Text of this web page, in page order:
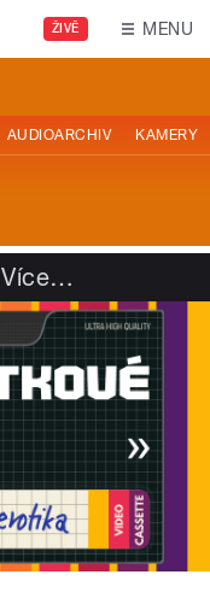
ŽIVĚ MENU
AUDIOARCHIV KAMERY
Více…